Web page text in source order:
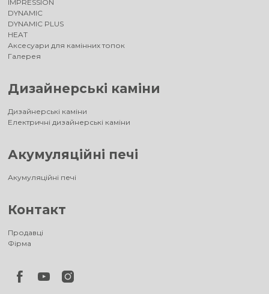
IMPRESSION
DYNAMIC
DYNAMIC PLUS
HEAT
Аксесуари для камінних топок
Галерея
Дизайнерські каміни
Дизайнерські каміни
Електричні дизайнерські каміни
Акумуляційні печі
Акумуляційні печі
Контакт
Продавці
Фірма